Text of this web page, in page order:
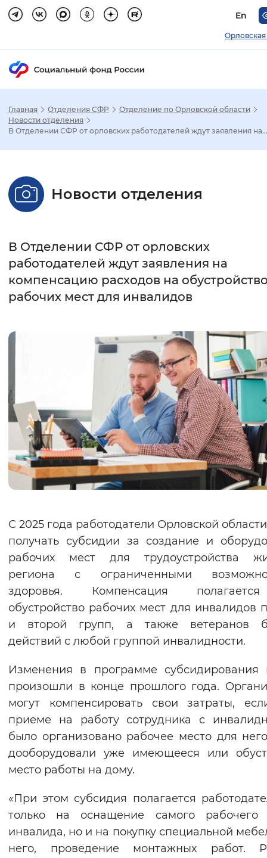
En
Орловская
Настройка режима отображения
Стандартный Увеличенный
Без засечек
Интервал между буквами
Цвет сайта
Инверсивный
Синий фон
Изображения
Включены Выключены
Звуковой ассистент
Вернуть стандартные настройки
Главная Отделения СФР
Отделение по Орловской области
Новости отделения
В Отделении СФР от орловских работодателей ждут заявления на...
Новости отделения
В Отделении СФР от орловских
работодателей ждут заявления на
компенсацию расходов на
рабочих мест для инвалидов
С 2025 года работодатели Орловской
получать субсидии за создание и
рабочих мест для трудоустройства
региона с ограниченными
здоровья. Компенсация
обустройство рабочих мест для инвалидов
и второй групп, а также ветеранов
действий с любой группой инвалидности.
Изменения в программе субсидирования
произошли в конце прошлого года.
могут компенсировать свои затраты,
приеме на работу сотрудника с
было организовано рабочее место для
дооборудовали уже имеющееся или
место работы на дому.
«При этом субсидия полагается
только на оснащение самого рабочего
инвалида, но и на покупку специальной
него, проведение монтажных работ.